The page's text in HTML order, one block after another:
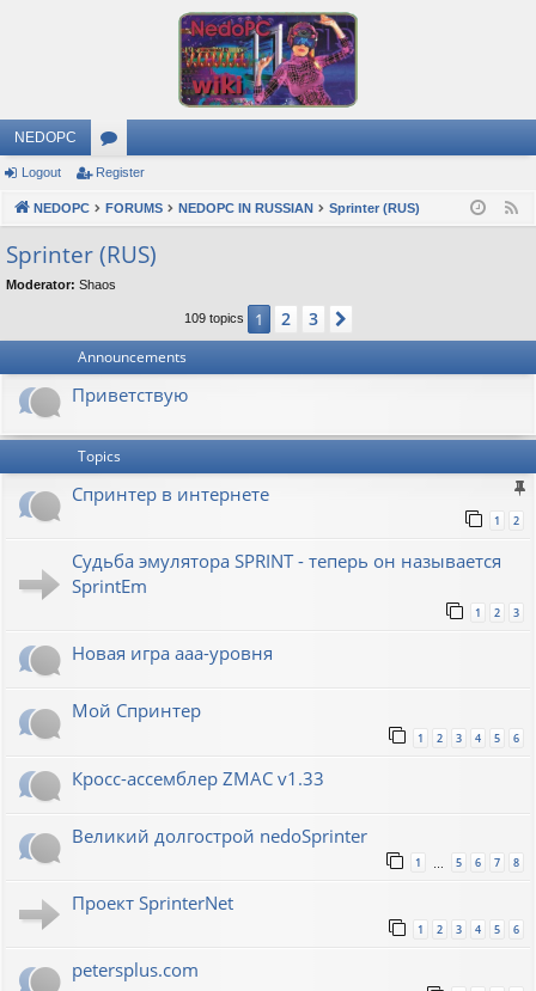
NEDOPC
or
u
m
s
Logout Register
NEDOPC FORUMS NEDOPC IN RUSSIAN Sprinter (RUS)
Sprinter (RUS)
Moderator: Shaos
109 topics 1 2 3
Announcements
Приветствую
Topics
Спринтер в интернете
1 2
Судьба эмулятора SPRINT - теперь он называется
SprintEm
1 2 3
Новая игра ааа-уровня
Мой Спринтер
1 2 3 4 5 6
Кросс-ассемблер ZMAC v1.33
Великий долгострой nedoSprinter
1 5 6 7 8
Проект SprinterNet
1 2 3 4 5 6
petersplus.com